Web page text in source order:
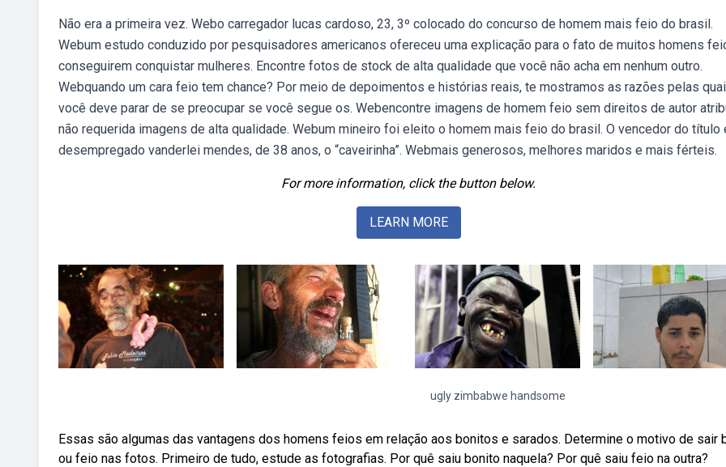
Não era a primeira vez. Webo carregador lucas cardoso, 23, 3º colocado do concurso de homem mais feio do brasil.
Webum estudo conduzido por pesquisadores americanos ofereceu uma explicação para o fato de muitos homens
conseguirem conquistar mulheres. Encontre fotos de stock de alta qualidade que você não acha em nenhum outro.
Webquando um cara feio tem chance? Por meio de depoimentos e histórias reais, te mostramos as razões pelas
você deve parar de se preocupar se você segue os. Webencontre imagens de homem feio sem direitos de autor
não requerida imagens de alta qualidade. Webum mineiro foi eleito o homem mais feio do brasil. O vencedor do título
desempregado vanderlei mendes, de 38 anos, o “caveirinha”. Webmais generosos, melhores maridos e mais férteis.
For more information, click the button below.
LEARN MORE
ugly zimbabwe handsome
Essas são algumas das vantagens dos homens feios em relação aos bonitos e sarados. Determine o motivo de sair
ou feio nas fotos. Primeiro de tudo, estude as fotografias. Por quê saiu bonito naquela? Por quê saiu feio na outra?